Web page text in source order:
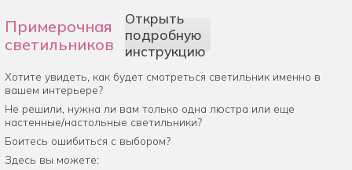
Примерочная
светильников
Открыть
подробную
инструкцию
Хотите увидеть, как будет смотреться светильник именно в
вашем интерьере?
Не решили, нужна ли вам только одна люстра или еще
настенные/настольные светильники?
Боитесь ошибиться с выбором?
Здесь вы можете: